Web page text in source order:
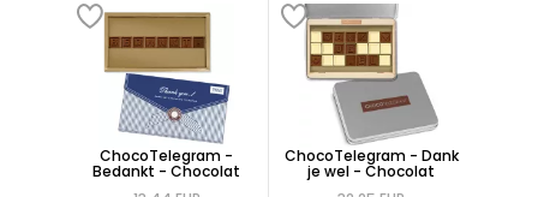
ChocoTelegram -
Bedankt - Chocolat
ChocoTelegram - Dank
je wel - Chocolat